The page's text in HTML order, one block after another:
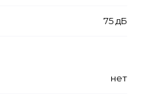
75 дБ
нет